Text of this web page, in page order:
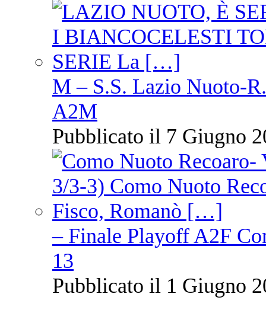
M – S.S. Lazio Nuoto-
A2M
Pubblicato il 7 Giugno
– Finale Playoff A2F
13
Pubblicato il 1 Giugno